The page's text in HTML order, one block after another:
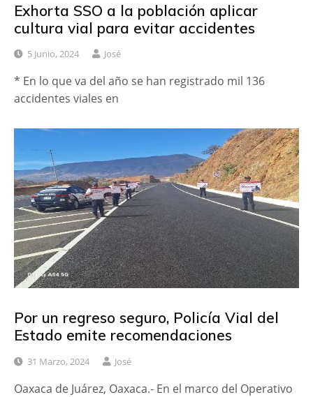
Exhorta SSO a la población aplicar
cultura vial para evitar accidentes
5 Junio, 2024 José
* En lo que va del año se han registrado mil 136
accidentes viales en
Por un regreso seguro, Policía Vial del
Estado emite recomendaciones
31 Marzo, 2024 José
Oaxaca de Juárez, Oaxaca.- En el marco del Operativo